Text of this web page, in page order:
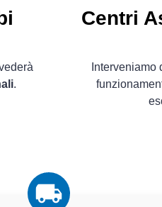
.
Centri
Interveniamo